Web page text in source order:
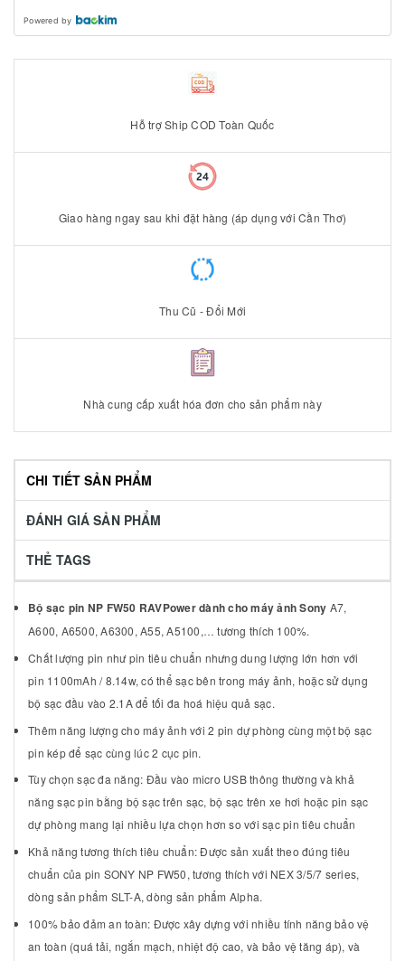
Powered by
Hỗ trợ Ship COD Toàn Quốc
Giao hàng ngay sau khi đặt hàng (áp dụng với Cần Thơ)
Thu Cũ - Đổi Mới
Nhà cung cấp xuất hóa đơn cho sản phẩm này
CHI TIẾT SẢN PHẨM
ĐÁNH GIÁ SẢN PHẨM
THẺ TAGS
Bộ sạc pin NP FW50 RAVPower dành cho máy ảnh Sony A7,
A600, A6500, A6300, A55, A5100,… tương thích 100%.
Chất lượng pin như pin tiêu chuẩn nhưng dung lượng lớn hơn với
pin 1100mAh / 8.14w, có thể sạc bên trong máy ảnh, hoặc sử dụng
bộ sạc đầu vào 2.1A để tối đa hoá hiệu quả sạc.
Thêm năng lượng cho máy ảnh với 2 pin dự phòng cùng một bộ sạc
pin kép để sạc cùng lúc 2 cục pin.
Tùy chọn sạc đa năng: Đầu vào micro USB thông thường và khả
năng sạc pin bằng bộ sạc trên sạc, bộ sạc trên xe hơi hoặc pin sạc
dự phòng mang lại nhiều lựa chọn hơn so với sạc pin tiêu chuẩn
Khả năng tương thích tiêu chuẩn: Được sản xuất theo đúng tiêu
chuẩn của pin SONY NP FW50, tương thích với NEX 3/5/7 series,
dòng sản phẩm SLT-A, dòng sản phẩm Alpha.
100% bảo đảm an toàn: Được xây dựng với nhiều tính năng bảo vệ
an toàn (quá tải, ngắn mạch, nhiệt độ cao, và bảo vệ tăng áp), và